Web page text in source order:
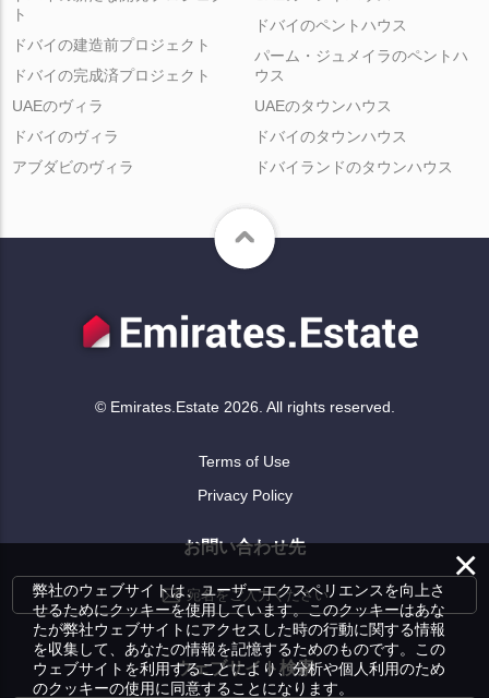
ト
ドバイの建造前プロジェクト
ドバイの完成済プロジェクト
ドバイのペントハウス
パーム・ジュメイラのペントハ
ウス
UAEのヴィラ
ドバイのヴィラ
アブダビのヴィラ
UAEのタウンハウス
ドバイのタウンハウス
ドバイランドのタウンハウス
© Emirates.Estate 2026. All rights reserved.
Terms of Use
Privacy Policy
お問い合わせ先
宛名をご入力ください
ウェブサイト検索
×
弊社のウェブサイトは、ユーザーエクスペリエンスを向上さ
せるためにクッキーを使用しています。このクッキーはあな
たが弊社ウェブサイトにアクセスした時の行動に関する情報
を収集して、あなたの情報を記憶するためのものです。この
ウェブサイトを利用することにより、分析や個人利用のため
のクッキーの使用に同意することになります。